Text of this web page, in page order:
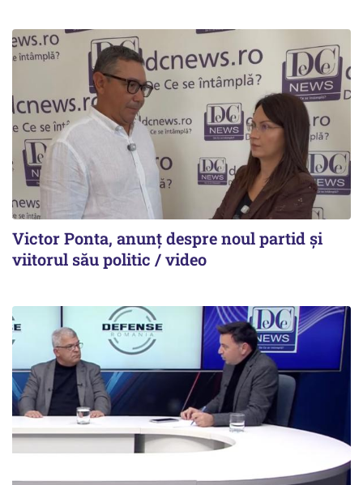
Victor Ponta, anunț despre noul partid și
viitorul său politic / video